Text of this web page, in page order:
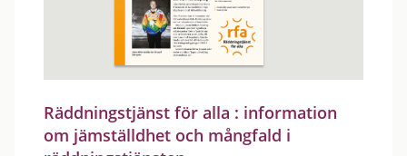
Räddningstjänst för alla : information
om jämställdhet och mångfald i